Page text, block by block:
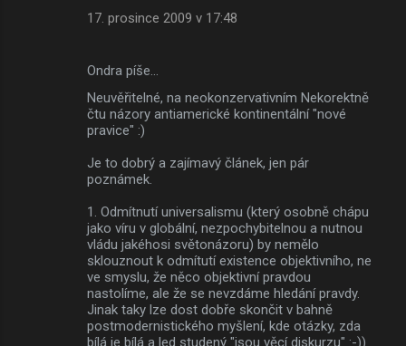
17. prosince 2009 v 17:48
Ondra píše…
Neuvěřitelné, na neokonzervativním Nekorektně
čtu názory antiamerické kontinentální "nové
pravice" :)
Je to dobrý a zajímavý článek, jen pár
poznámek.
1. Odmítnutí universalismu (který osobně chápu
jako víru v globální, nezpochybitelnou a nutnou
vládu jakéhosi světonázoru) by nemělo
sklouznout k odmítutí existence objektivního, ne
ve smyslu, že něco objektivní pravdou
nastolíme, ale že se nevzdáme hledání pravdy.
Jinak taky lze dost dobře skončit v bahně
postmodernistického myšlení, kde otázky, zda
bílá je bílá a led studený "jsou věcí diskurzu" :-))